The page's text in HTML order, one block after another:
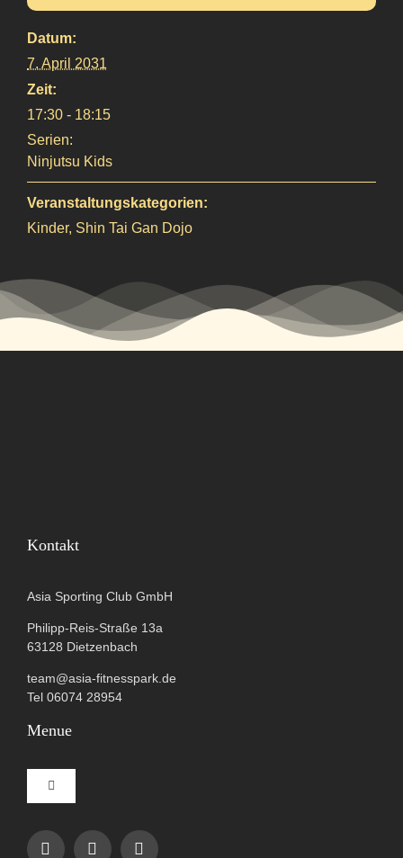
Datum:
7. April 2031
Zeit:
17:30 - 18:15
Serien:
Ninjutsu Kids
Veranstaltungskategorien:
Kinder, Shin Tai Gan Dojo
Kontakt
Asia Sporting Club GmbH
Philipp-Reis-Straße 13a
63128 Dietzenbach
team@asia-fitnesspark.de
Tel 06074 28954
Menue
Toggle
Navigation
Impressum